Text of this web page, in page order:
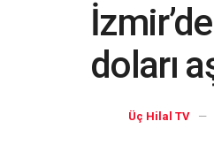
doları
Üç Hilal TV